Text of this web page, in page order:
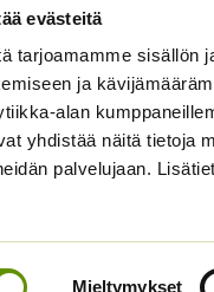
evästeitä
tarjoamamme sisällön
ja
alan
yhdistää näitä tietoja
palvelujaan.
Mieltymykset
Vihannesten siemenet
Yrtit ja maustekasvit